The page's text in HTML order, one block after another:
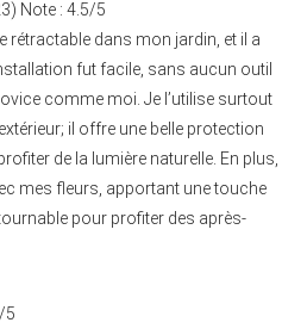
) Note : 4.5/5
rétractable dans mon jardin, et il a
fut facile, sans aucun outil
comme moi. Je l’utilise surtout
il offre une belle protection
de la lumière naturelle. En plus,
mes fleurs, apportant une touche
pour profiter des après-
/5